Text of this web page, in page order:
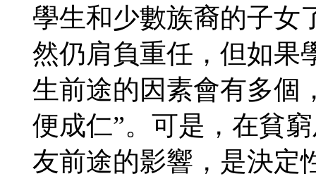
學生和少數族裔的子女
然仍肩負重任，但如果
生前途的因素會有多個
便成仁”。可是，在貧
友前途的影響，是決定